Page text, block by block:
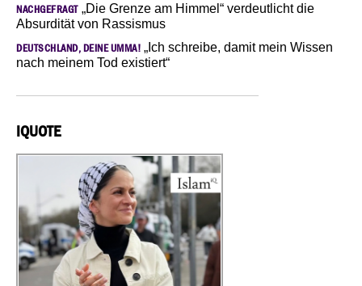
NACHGEFRAGT„Die Grenze am Himmel“ verdeutlicht die
Absurdität von Rassismus
DEUTSCHLAND, DEINE UMMA! „Ich schreibe, damit mein Wissen
nach meinem Tod existiert“
IQUOTE